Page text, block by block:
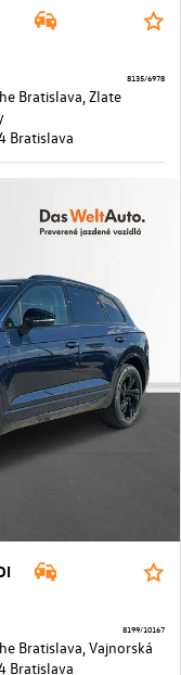
Bratislava, Zlate
Bratislava
8135/6978
Bratislava, Vajnorská
Bratislava
8199/10167